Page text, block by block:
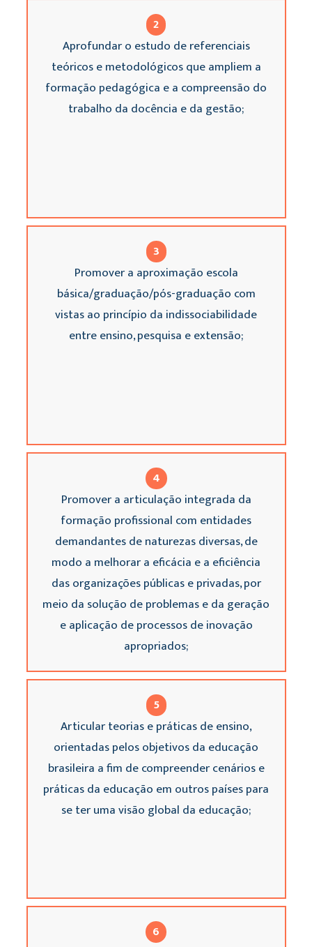
2
Aprofundar o estudo de referenciais
teóricos e metodológicos que ampliem a
formação pedagógica e a compreensão do
trabalho da docência e da gestão;
3
Promover a aproximação escola
básica/graduação/pós-graduação com
vistas ao princípio da indissociabilidade
entre ensino, pesquisa e extensão;
4
Promover a articulação integrada da
formação profissional com entidades
demandantes de naturezas diversas, de
modo a melhorar a eficácia e a eficiência
das organizações públicas e privadas, por
meio da solução de problemas e da geração
e aplicação de processos de inovação
apropriados;
5
Articular teorias e práticas de ensino,
orientadas pelos objetivos da educação
brasileira a fim de compreender cenários e
práticas da educação em outros países para
se ter uma visão global da educação;
6